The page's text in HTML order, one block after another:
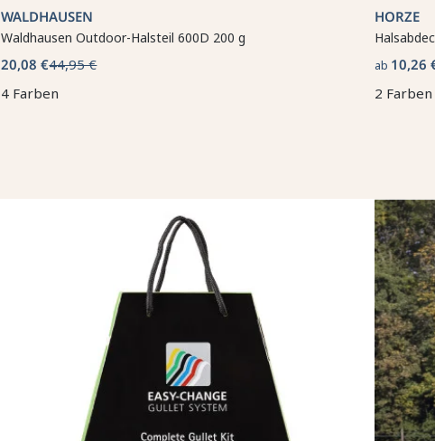
WALDHAUSEN
Waldhausen Outdoor-Halsteil 600D 200 g
20,08 €44,95 €
4 Farben
HORZE
ab 10,26
2 Farben